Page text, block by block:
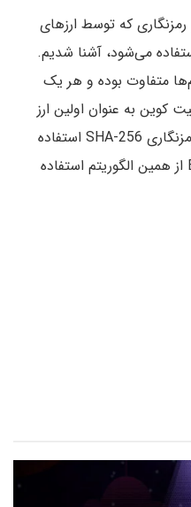
رمزنگاری که توسط ارزهای
می‌شود، آشنا شدیم.
متفاوت بوده و هر یک
کوین به عنوان اولین ارز
رمزنگاری شده در بازار از الگوریتم رمزنگاری SHA-256 استفاده
می‌کند.همچنین فورک‌های Bitcoin از همین الگوریتم استفاده